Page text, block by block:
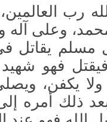
رب
وعلى آله
مسلم يقاتل
فيقتل فهو
يكفن،
ذلك أمره